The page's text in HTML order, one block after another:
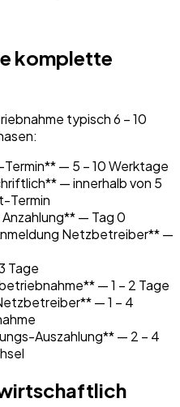
komplette
typisch 6 – 10
— 5 – 10 Werktage
— innerhalb von 5
Termin
— Tag 0
Netzbetreiber** —
Tage
— 1 – 2 Tage
— 1 – 4
Auszahlung** — 2 – 4